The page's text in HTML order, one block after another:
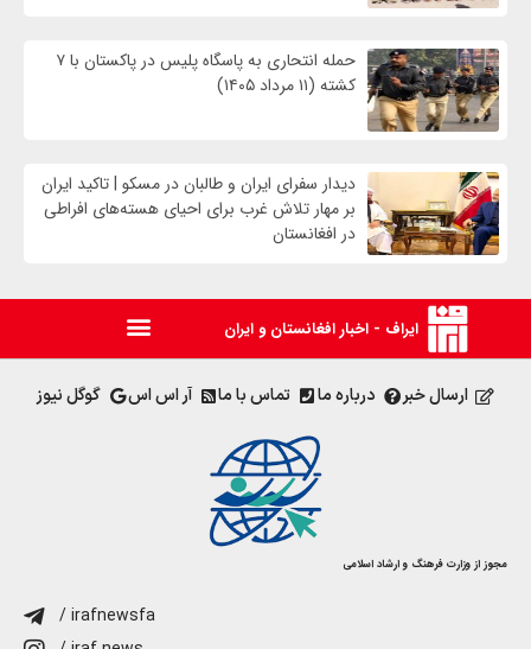
حمله انتحاری به پاسگاه پلیس در پاکستان با ۷
کشته (۱۱ مرداد ۱۴۰۵)
دیدار سفرای ایران و طالبان در مسکو | تاکید ایران
بر مهار تلاش‌ غرب برای احیای هسته‌های افراطی
در افغانستان
ایراف - اخبار افغانستان و ایران
ارسال خبر درباره ما تماس با ما آر اس اس گوگل نیوز
مجوز از وزارت فرهنگ و ارشاد اسلامی
/ irafnewsfa